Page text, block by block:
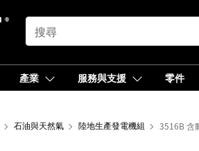
SEARCH
產業 服務與支援 零件
石油與天然氣 陸地生產發電機組 3516B 含